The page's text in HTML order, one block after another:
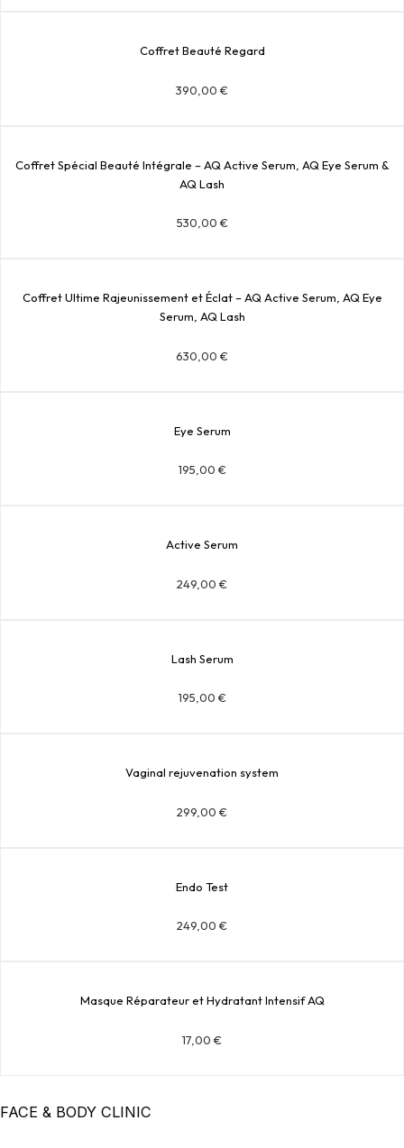
Coffret Beauté Regard
390,00 €
Coffret Spécial Beauté Intégrale – AQ Active Serum, AQ Eye Serum &
AQ Lash
530,00 €
Coffret Ultime Rajeunissement et Éclat – AQ Active Serum, AQ Eye
Serum, AQ Lash
630,00 €
Eye Serum
195,00 €
Active Serum
249,00 €
Lash Serum
195,00 €
Vaginal rejuvenation system
299,00 €
Endo Test
249,00 €
Masque Réparateur et Hydratant Intensif AQ
17,00 €
FACE & BODY CLINIC